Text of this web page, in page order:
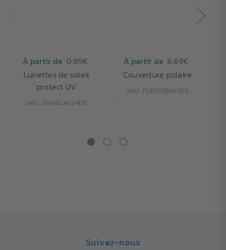
À partir de 0.89€
Lunettes de soleil
protect UV
SKU : SUNGLASS4DS
À partir de 6.69€
Couverture polaire
SKU : FLEECEBLK3DS
Suivez-nous